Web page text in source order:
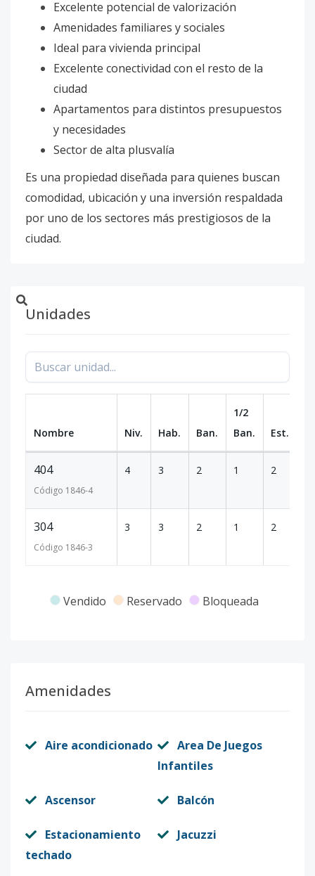
Excelente potencial de valorización
Amenidades familiares y sociales
Ideal para vivienda principal
Excelente conectividad con el resto de la
ciudad
Apartamentos para distintos presupuestos
y necesidades
Sector de alta plusvalía
Es una propiedad diseñada para quienes buscan
comodidad, ubicación y una inversión respaldada
por uno de los sectores más prestigiosos de la
ciudad.
Unidades
Nombre Niv. Hab. Ban.
1/2
Ban.
Est.
404
Código 1846-4
4 3 2 1 2
304
Código 1846-3
3 3 2 1 2
Vendido Reservado Bloqueada
Amenidades
Aire acondicionado
Area De Juegos
Infantiles
Ascensor Balcón
Estacionamiento
techado
Jacuzzi